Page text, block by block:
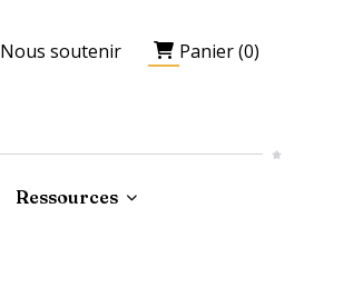
Nous soutenir Panier (0)
Ressources